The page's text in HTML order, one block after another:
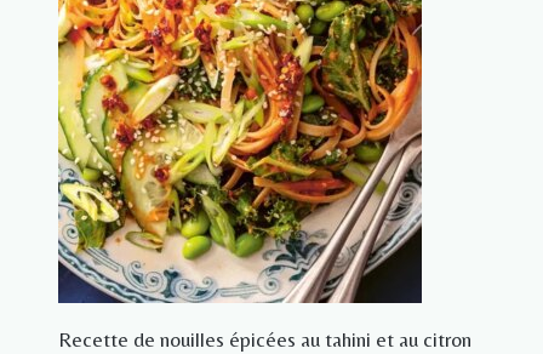
Recette de nouilles épicées au tahini et au citron